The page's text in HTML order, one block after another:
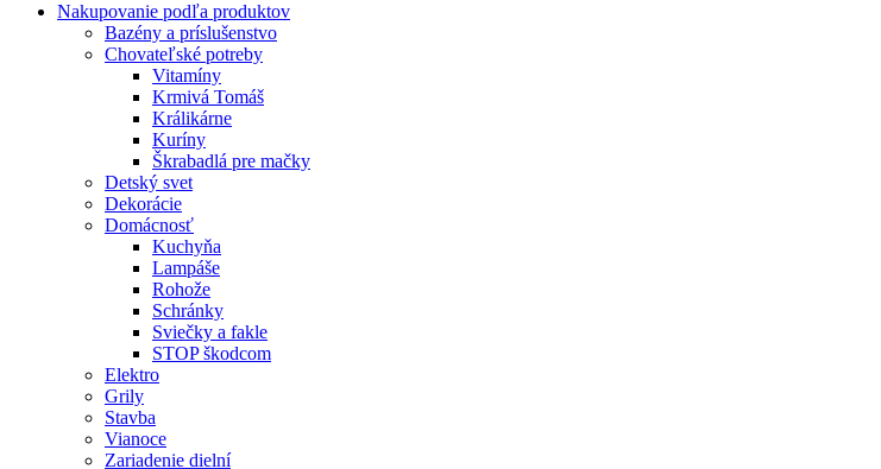
Nakupovanie podľa produktov
Bazény a príslušenstvo
Chovateľské potreby
Vitamíny
Krmivá Tomáš
Králikárne
Kuríny
Škrabadlá pre mačky
Detský svet
Dekorácie
Domácnosť
Kuchyňa
Lampáše
Rohože
Schránky
Sviečky a fakle
STOP škodcom
Elektro
Grily
Stavba
Vianoce
Zariadenie dielní